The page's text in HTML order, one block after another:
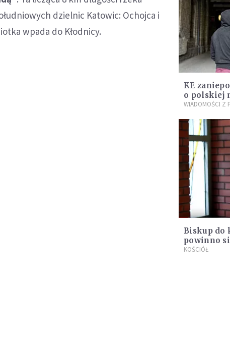
dzielnic Katowic: Ochojca i
wpada do Kłodnicy.
KE
o polskiej
Wielkiej
WIADOMOŚCI Z
Biskup do
powinno
po kolędzie
KOŚCIÓŁ